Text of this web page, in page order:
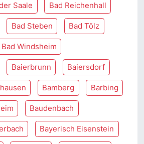
Saale Bad Reichenhall
Bad Steben Bad Tölz
Bad Windsheim
Baierbrunn Baiersdorf
Bamberg Barbing
Baudenbach
Bayerisch Eisenstein